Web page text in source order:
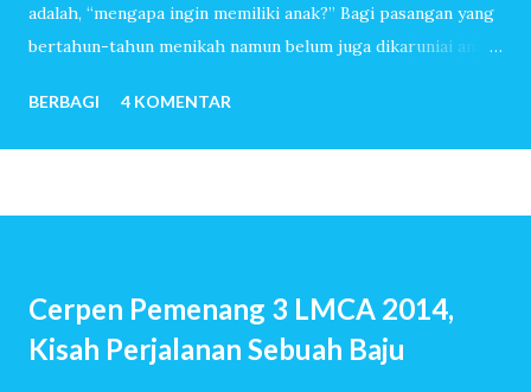
adalah, “mengapa ingin memiliki anak?” Bagi pasangan yang
bertahun-tahun menikah namun belum juga dikaruniai anak,
melewati ribuan hari tanpa tangis bayi, tiada canda tawa
dengan anak-anak. Mereka menemukan banyak sekali alasan
sangat mudah dititipi anak oleh-Nya, pertanyaan mengapa
kemudian istri hamil. Setahun kemudian pasangan suami
istri telah menjadi orang tua. Beberapa tahun kemudian,
BERBAGI 4 KOMENTAR
Cerpen Pemenang 3 LMCA 2014,
Kisah Perjalanan Sebuah Baju